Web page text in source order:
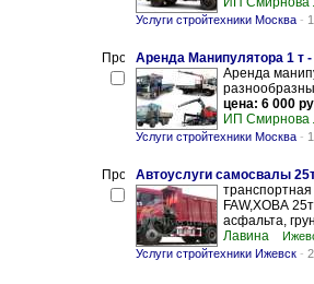
Услуги стройтехники Москва -
Аренда Манипулятора 1 т -
Аренда
цена: 6 000
ИП Смирнова
Услуги стройтехники Москва -
Автоуслуги самосвалы
FAW,ХОВА
асфальта,
Лавина
Услуги стройтехники Ижевск -